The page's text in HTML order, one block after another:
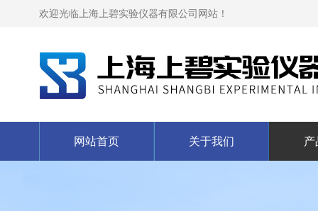
欢迎光临上海上碧实验仪器有限公司网站！
网站首页 关于我们 产